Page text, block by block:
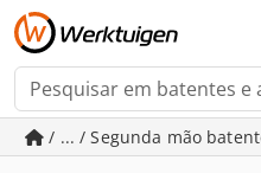
/ ... / Segunda mão